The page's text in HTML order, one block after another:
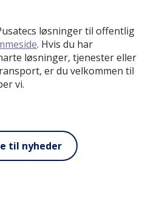
løsninger til offentlig
. Hvis du har
løsninger, tjenester eller
er du velkommen til
vi.
til nyheder